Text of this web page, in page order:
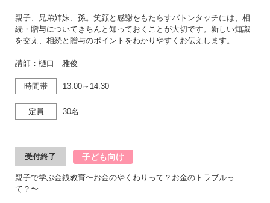
親子、兄弟姉妹、孫。笑顔と感謝をもたらすバトンタッチには、相
続・贈与についてきちんと知っておくことが大切です。新しい知識
を交え、相続と贈与のポイントをわかりやすくお伝えします。
講師：樋口 雅俊
時間帯 13:00～14:30
定員 30名
受付終了 子ども向け
親子で学ぶ金銭教育〜お金のやくわりって？お金のトラブルっ
て？〜